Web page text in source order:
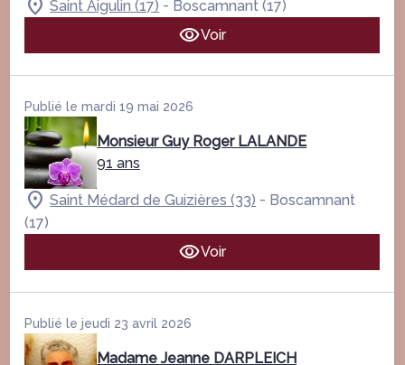
Saint Aigulin (17) - Boscamnant (17)
Voir
Publié le mardi 19 mai 2026
Monsieur Guy Roger LALANDE
91 ans
Saint Médard de Guizières (33) - Boscamnant
(17)
Voir
Publié le jeudi 23 avril 2026
Madame Jeanne DARPLEICH